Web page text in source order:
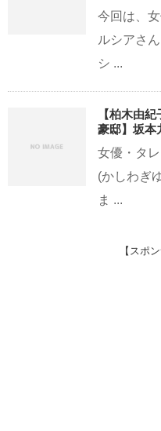
今回は、
ルシアさ
シ ...
【柏木由
豪邸】坂本
女優・タ
(かしわぎ
ま ...
【スポ